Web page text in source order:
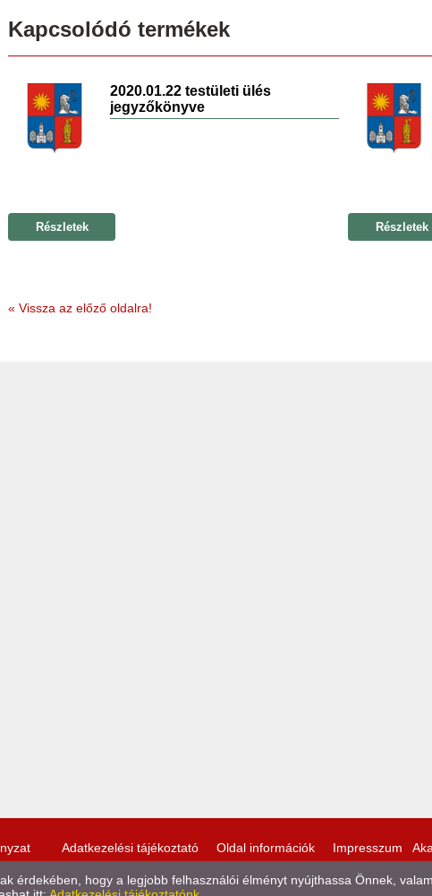
Kapcsolódó termékek
2020.01.22 testületi ülés
jegyzőkönyve
Részletek Részletek
« Vissza az előző oldalra!
Adatkezelési tájékoztató Oldal információk Impresszum
érdekében, hogy a legjobb felhasználói élményt nyújthassa Önnek,